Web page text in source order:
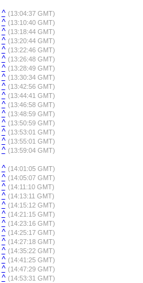
^ (13:04:37 GMT)
^ (13:10:40 GMT)
^ (13:18:44 GMT)
^ (13:20:44 GMT)
^ (13:22:46 GMT)
^ (13:26:48 GMT)
^ (13:28:49 GMT)
^ (13:30:34 GMT)
^ (13:42:56 GMT)
^ (13:44:41 GMT)
^ (13:46:58 GMT)
^ (13:48:59 GMT)
^ (13:50:59 GMT)
^ (13:53:01 GMT)
^ (13:55:01 GMT)
^ (13:59:04 GMT)
^ (14:01:05 GMT)
^ (14:05:07 GMT)
^ (14:11:10 GMT)
^ (14:13:11 GMT)
^ (14:15:12 GMT)
^ (14:21:15 GMT)
^ (14:23:16 GMT)
^ (14:25:17 GMT)
^ (14:27:18 GMT)
^ (14:35:22 GMT)
^ (14:41:25 GMT)
^ (14:47:29 GMT)
^ (14:53:31 GMT)